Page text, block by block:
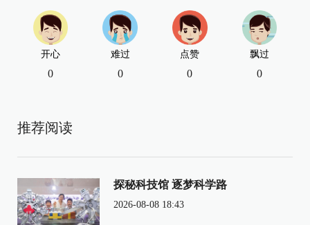
开心
0
难过
0
点赞
0
飘过
0
推荐阅读
探秘科技馆 逐梦科学路
2026-08-08 18:43